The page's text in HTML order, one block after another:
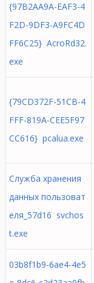
{97B2AA9A-EAF3-4
F2D-9DF3-A9FC4D
FF6C25} AcroRd32.
exe
{79CD372F-51CB-4
FFF-819A-CEE5F97
CC616} pcalua.exe
Служба хранения
данных пользоват
еля_57d16 svchos
t.exe
03b8f1b9-6ae4-4e5